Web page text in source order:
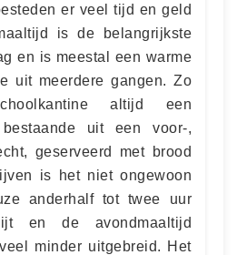
er veel tijd en geld
is de belangrijkste
en is meestal een warme
uit meerdere gangen. Zo
altijd een
bestaande uit een voor-,
geserveerd met brood
is het niet ongewoon
anderhalf tot twee uur
en de avondmaaltijd
minder uitgebreid. Het